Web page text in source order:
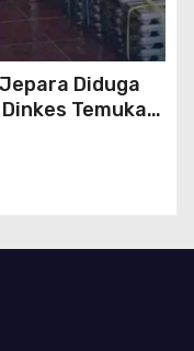
Diduga
Temukan
SPPG